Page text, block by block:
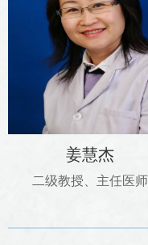
姜慧杰
二级教授、主任医师